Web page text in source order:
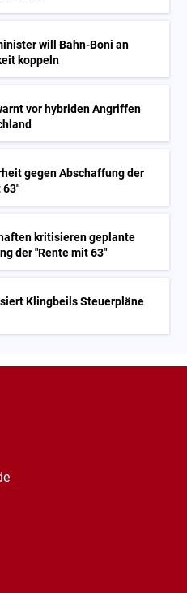
will Bahn-Boni an
koppeln
vor hybriden Angriffen
gegen Abschaffung der
63"
kritisieren geplante
der "Rente mit 63"
Klingbeils Steuerpläne